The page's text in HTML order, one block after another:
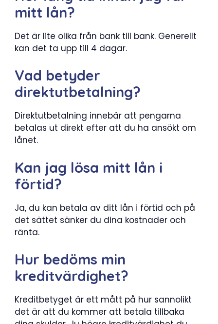
mitt lån?
Det är lite olika från bank till bank. Generellt
kan det ta upp till 4 dagar.
Vad betyder
direktutbetalning?
Direktutbetalning innebär att pengarna
betalas ut direkt efter att du ha ansökt om
lånet.
Kan jag lösa mitt lån i
förtid?
Ja, du kan betala av ditt lån i förtid och på
det sättet sänker du dina kostnader och
ränta.
Hur bedöms min
kreditvärdighet?
Kreditbetyget är ett mått på hur sannolikt
det är att du kommer att betala tillbaka